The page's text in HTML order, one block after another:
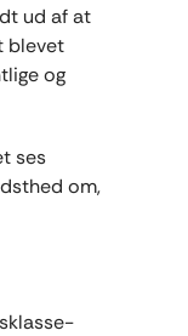
ud af at
blevet
og
ses
om,